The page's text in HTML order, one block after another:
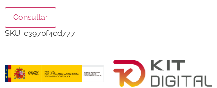
Consultar
SKU: c3970f4cd777